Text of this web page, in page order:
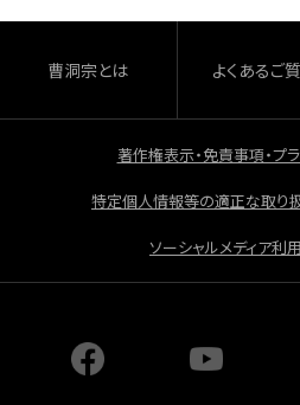
o
o
k
曹洞宗とは よくあるご
著作権表示・免責事項・プ
特定個人情報等の適正な取り
ソーシャルメディア利